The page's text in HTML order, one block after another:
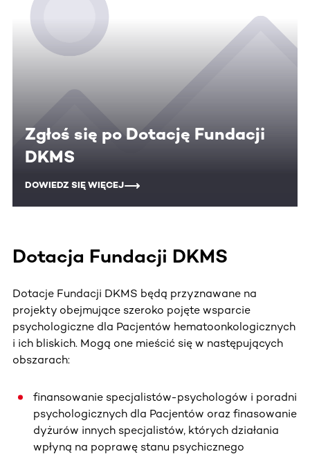
Zgłoś się po Dotację Fundacji
DKMS
DOWIEDZ SIĘ WIĘCEJ
Dotacja Fundacji DKMS
Dotacje Fundacji DKMS będą przyznawane na
projekty obejmujące szeroko pojęte wsparcie
psychologiczne dla Pacjentów hematoonkologicznych
i ich bliskich. Mogą one mieścić się w następujących
obszarach:
finansowanie specjalistów-psychologów i poradni
psychologicznych dla Pacjentów oraz finasowanie
dyżurów innych specjalistów, których działania
wpłyną na poprawę stanu psychicznego